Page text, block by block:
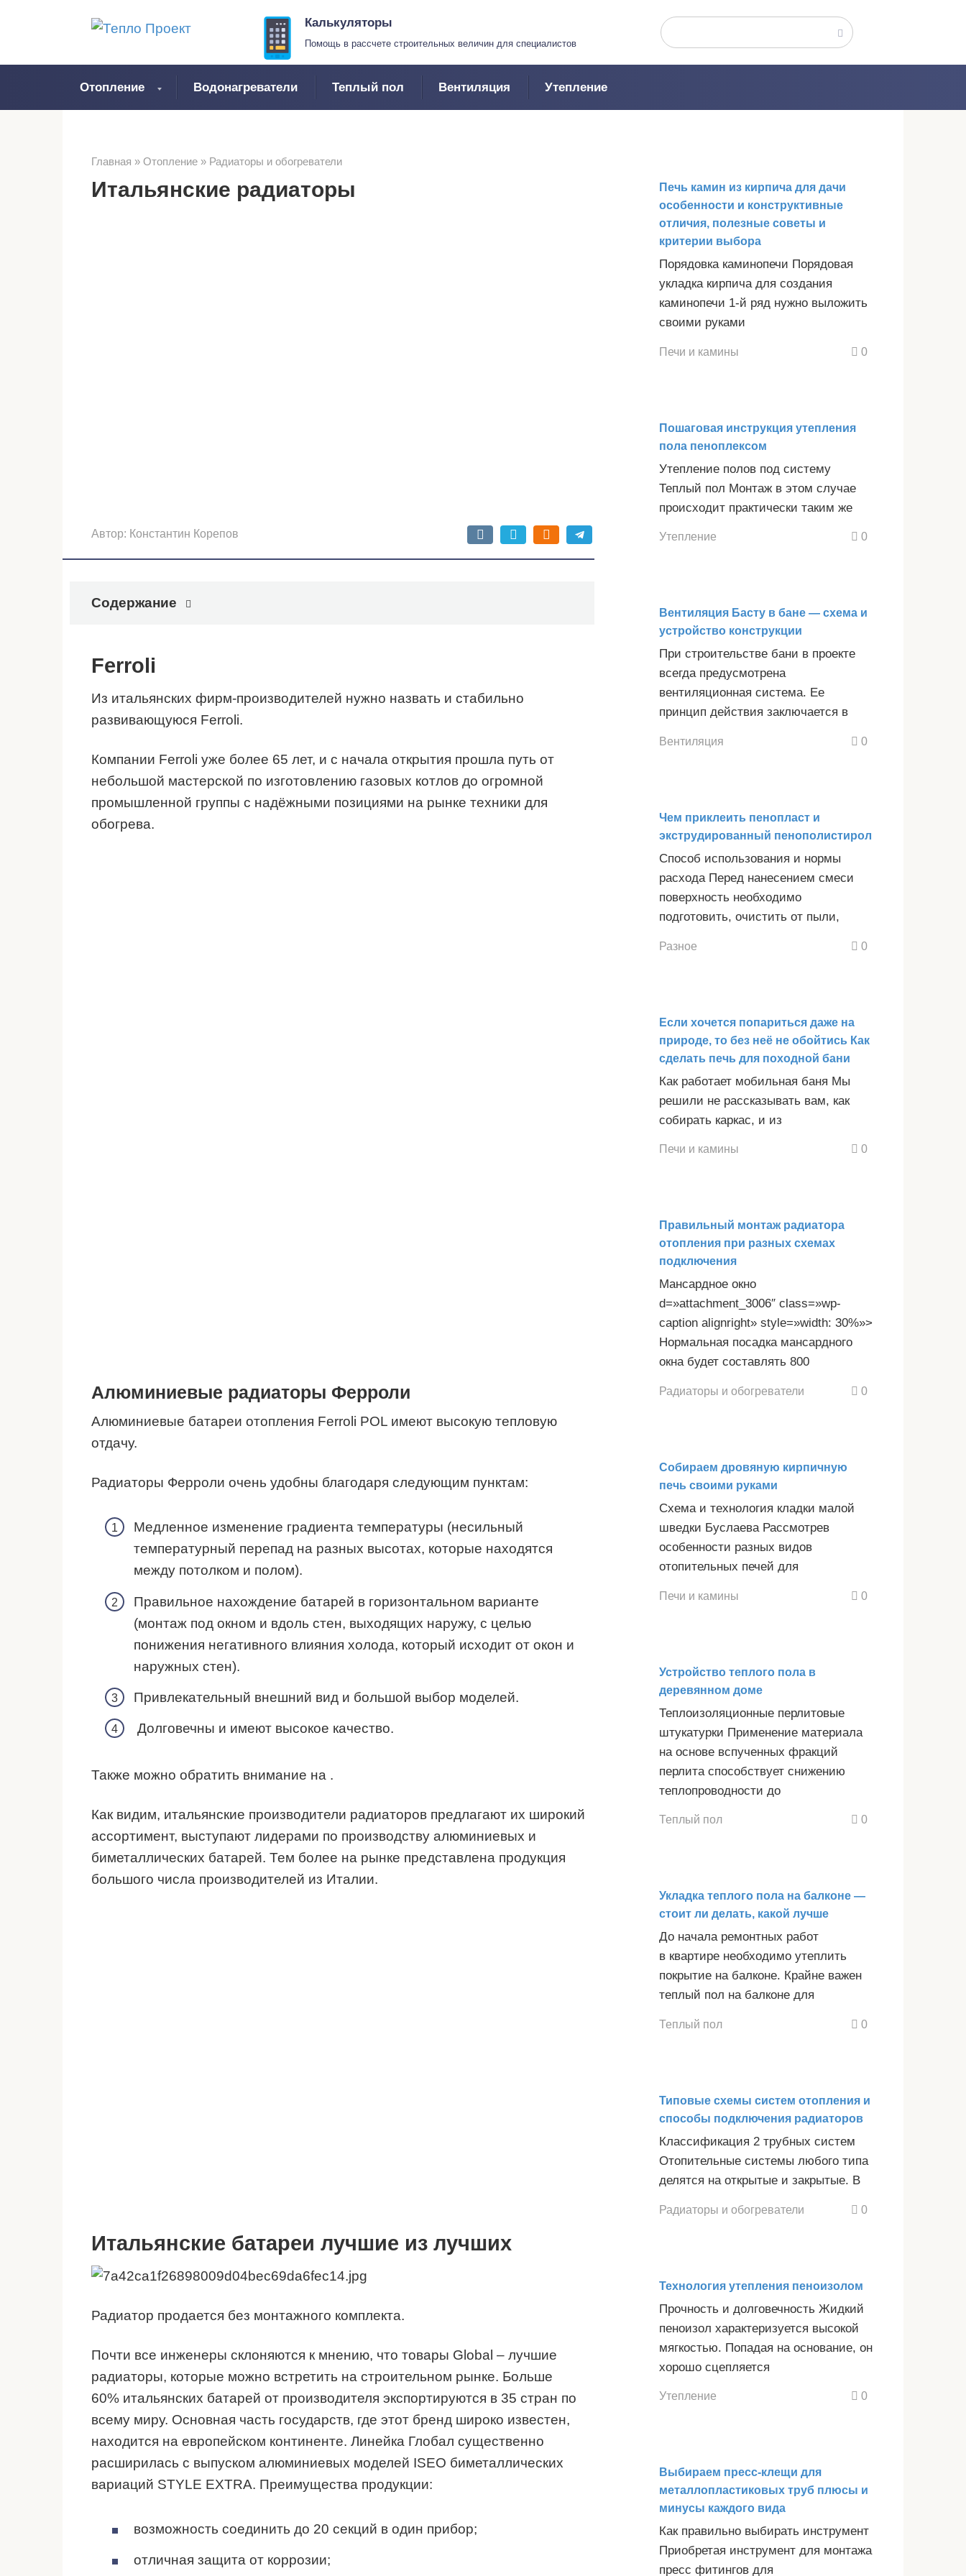
Калькуляторы
Помощь в рассчете строительных величин для специалистов
Поиск:
Отопление Водонагреватели Теплый пол Вентиляция Утепление
Главная » Отопление » Радиаторы и обогреватели
Итальянские радиаторы
Автор: Константин Корепов
Содержание
Ferroli
Из итальянских фирм-производителей нужно назвать и стабильно
развивающуюся Ferroli.
Компании Ferroli уже более 65 лет, и с начала открытия прошла путь от
небольшой мастерской по изготовлению газовых котлов до огромной
промышленной группы с надёжными позициями на рынке техники для
обогрева.
Алюминиевые радиаторы Ферроли
Алюминиевые батареи отопления Ferroli POL имеют высокую тепловую
отдачу.
Радиаторы Ферроли очень удобны благодаря следующим пунктам:
Медленное изменение градиента температуры (несильный
температурный перепад на разных высотах, которые находятся
между потолком и полом).
Правильное нахождение батарей в горизонтальном варианте
(монтаж под окном и вдоль стен, выходящих наружу, с целью
понижения негативного влияния холода, который исходит от окон и
наружных стен).
Привлекательный внешний вид и большой выбор моделей.
Долговечны и имеют высокое качество.
Также можно обратить внимание на .
Как видим, итальянские производители радиаторов предлагают их широкий
ассортимент, выступают лидерами по производству алюминиевых и
биметаллических батарей. Тем более на рынке представлена продукция
большого числа производителей из Италии.
Итальянские батареи лучшие из лучших
Радиатор продается без монтажного комплекта.
Почти все инженеры склоняются к мнению, что товары Global – лучшие
радиаторы, которые можно встретить на строительном рынке. Больше
60% итальянских батарей от производителя экспортируются в 35 стран по
всему миру. Основная часть государств, где этот бренд широко известен,
находится на европейском континенте. Линейка Глобал существенно
расширилась с выпуском алюминиевых моделей ISEO биметаллических
вариаций STYLE EXTRA. Преимущества продукции:
возможность соединить до 20 секций в один прибор;
отличная защита от коррозии;
Печь камин из кирпича для дачи
особенности и конструктивные
отличия, полезные советы и
критерии выбора
Порядовка каминопечи Порядовая
укладка кирпича для создания
каминопечи 1-й ряд нужно выложить
своими руками
Печи и камины 0
Пошаговая инструкция утепления
пола пеноплексом
Утепление полов под систему
Теплый пол Монтаж в этом случае
происходит практически таким же
Утепление 0
Вентиляция Басту в бане — схема и
устройство конструкции
При строительстве бани в проекте
всегда предусмотрена
вентиляционная система. Ее
принцип действия заключается в
Вентиляция 0
Чем приклеить пенопласт и
экструдированный пенополистирол
Способ использования и нормы
расхода Перед нанесением смеси
поверхность необходимо
подготовить, очистить от пыли,
Разное 0
Если хочется попариться даже на
природе, то без неё не обойтись Как
сделать печь для походной бани
Как работает мобильная баня Мы
решили не рассказывать вам, как
собирать каркас, и из
Печи и камины 0
Правильный монтаж радиатора
отопления при разных схемах
подключения
Мансардное окно
d=»attachment_3006″ class=»wp-
caption alignright» style=»width: 30%»>
Нормальная посадка мансардного
окна будет составлять 800
Радиаторы и обогреватели 0
Собираем дровяную кирпичную
печь своими руками
Схема и технология кладки малой
шведки Буслаева Рассмотрев
особенности разных видов
отопительных печей для
Печи и камины 0
Устройство теплого пола в
деревянном доме
Теплоизоляционные перлитовые
штукатурки Применение материала
на основе вспученных фракций
перлита способствует снижению
теплопроводности до
Теплый пол 0
Укладка теплого пола на балконе —
стоит ли делать, какой лучше
До начала ремонтных работ
в квартире необходимо утеплить
покрытие на балконе. Крайне важен
теплый пол на балконе для
Теплый пол 0
Типовые схемы систем отопления и
способы подключения радиаторов
Классификация 2 трубных систем
Отопительные системы любого типа
делятся на открытые и закрытые. В
Радиаторы и обогреватели 0
Технология утепления пеноизолом
Прочность и долговечность Жидкий
пеноизол характеризуется высокой
мягкостью. Попадая на основание, он
хорошо сцепляется
Утепление 0
Выбираем пресс-клещи для
металлопластиковых труб плюсы и
минусы каждого вида
Как правильно выбирать инструмент
Приобретая инструмент для монтажа
пресс фитингов для